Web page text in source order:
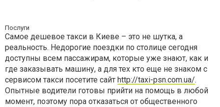
Послуги
Самое дешевое такси в Киеве – это не шутка, а
реальность. Недорогие поездки по столице сегодня
доступны всем пассажирам, которые уже знают, как и
где заказывать машину, а для тех кто еще не знаком с
сервисом такси посетите сайт http://taxi-psn.com.ua/.
Опытные водители готовы прийти на помощь в любой
момент, поэтому пора отказаться от общественного